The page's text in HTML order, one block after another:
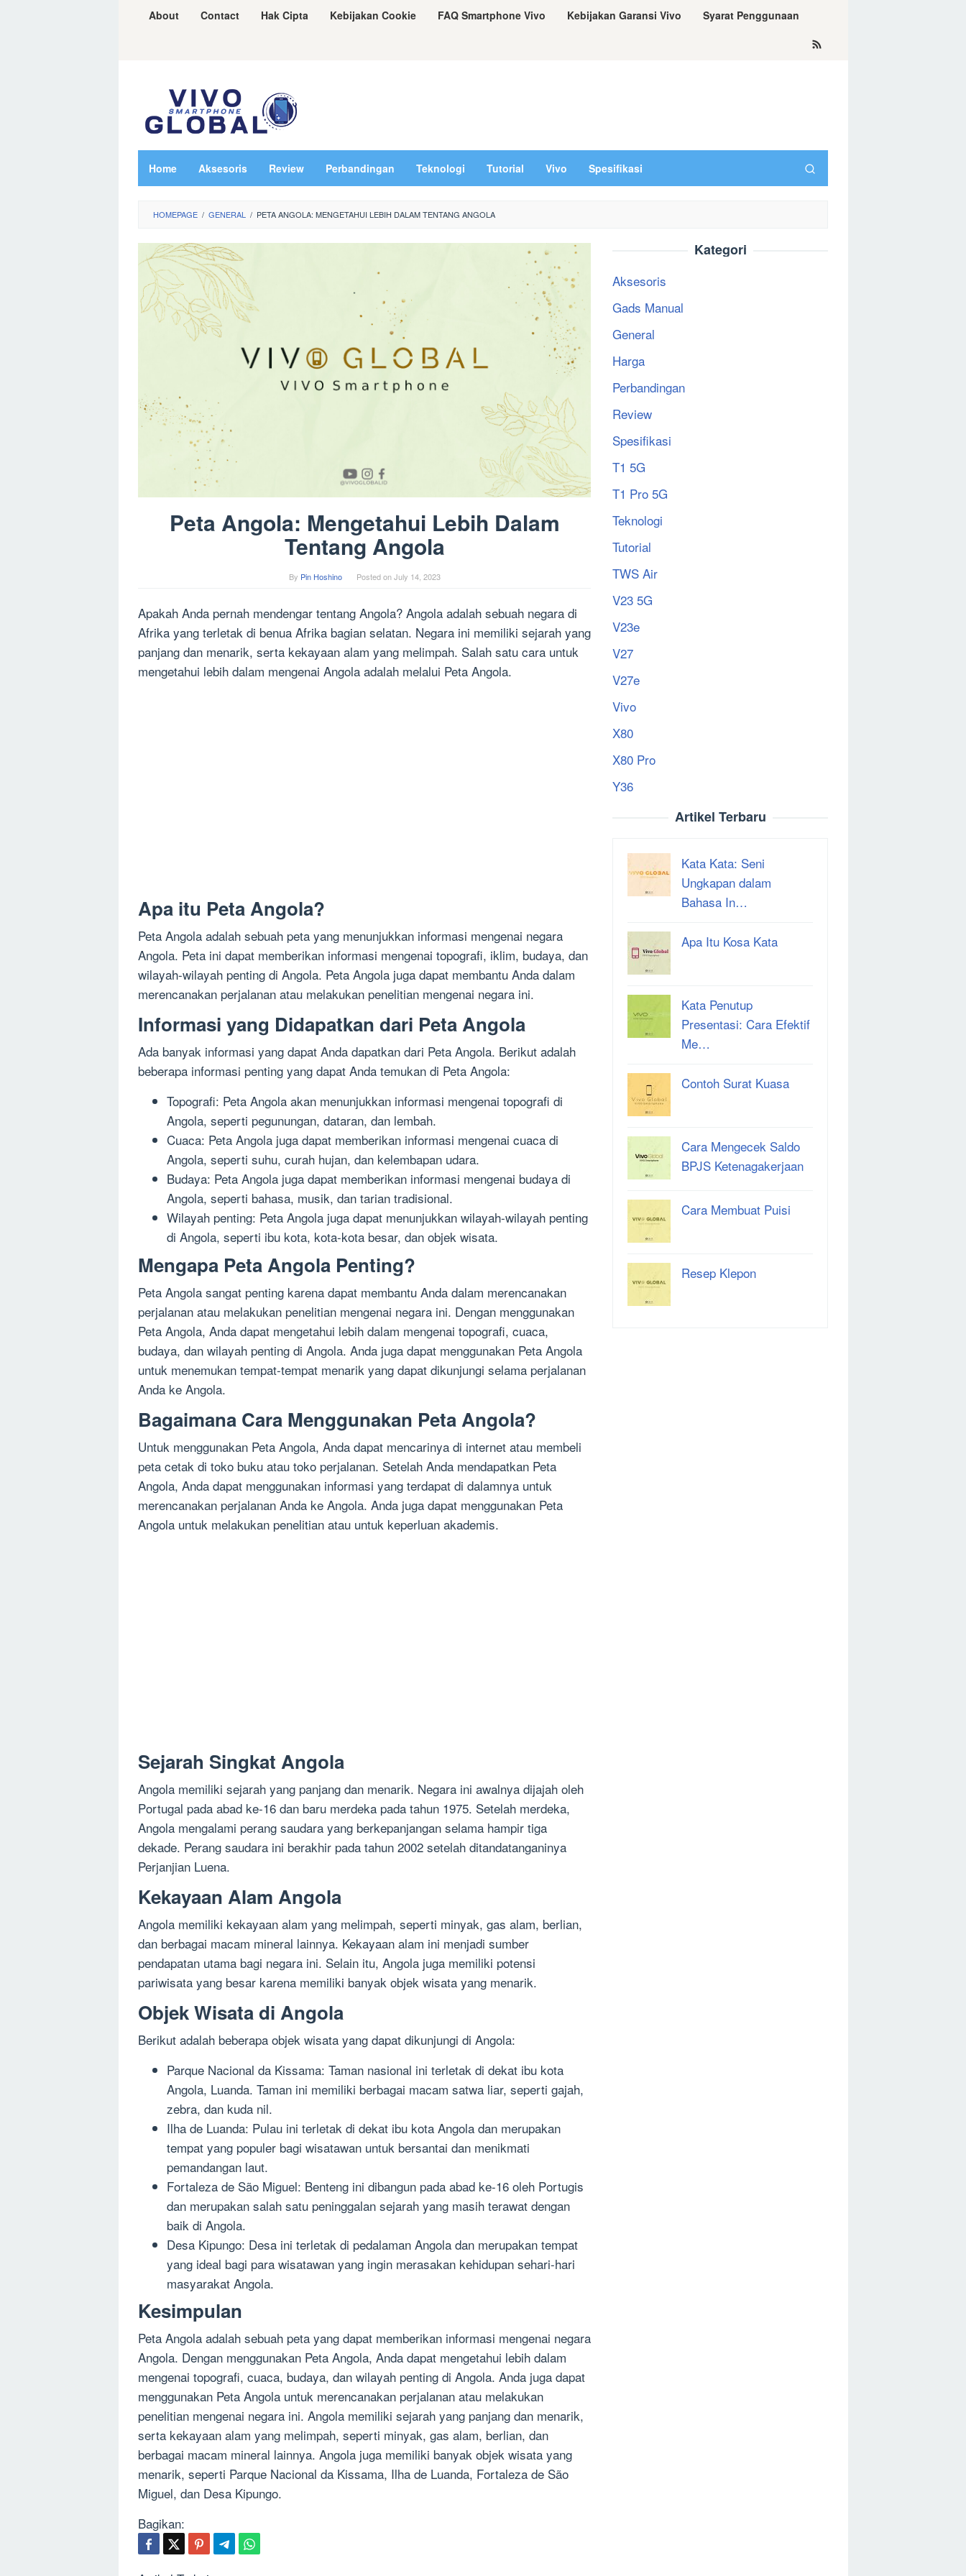
About Contact Hak Cipta Kebijakan Cookie FAQ Smartphone Vivo Kebijakan Garansi Vivo Syarat Penggunaan
Home Aksesoris Review Perbandingan Teknologi Tutorial Vivo Spesifikasi
HOMEPAGE / GENERAL / PETA ANGOLA: MENGETAHUI LEBIH DALAM TENTANG ANGOLA
Peta Angola: Mengetahui Lebih Dalam
Tentang Angola
By Pin Hoshino Posted onJuly 14, 2023
Apakah Anda pernah mendengar tentang Angola? Angola adalah sebuah negara di
Afrika yang terletak di benua Afrika bagian selatan. Negara ini memiliki sejarah yang
panjang dan menarik, serta kekayaan alam yang melimpah. Salah satu cara untuk
mengetahui lebih dalam mengenai Angola adalah melalui Peta Angola.
Apa itu Peta Angola?
Peta Angola adalah sebuah peta yang menunjukkan informasi mengenai negara
Angola. Peta ini dapat memberikan informasi mengenai topografi, iklim, budaya, dan
wilayah-wilayah penting di Angola. Peta Angola juga dapat membantu Anda dalam
merencanakan perjalanan atau melakukan penelitian mengenai negara ini.
Informasi yang Didapatkan dari Peta Angola
Ada banyak informasi yang dapat Anda dapatkan dari Peta Angola. Berikut adalah
beberapa informasi penting yang dapat Anda temukan di Peta Angola:
Topografi: Peta Angola akan menunjukkan informasi mengenai topografi di
Angola, seperti pegunungan, dataran, dan lembah.
Cuaca: Peta Angola juga dapat memberikan informasi mengenai cuaca di
Angola, seperti suhu, curah hujan, dan kelembapan udara.
Budaya: Peta Angola juga dapat memberikan informasi mengenai budaya di
Angola, seperti bahasa, musik, dan tarian tradisional.
Wilayah penting: Peta Angola juga dapat menunjukkan wilayah-wilayah penting
di Angola, seperti ibu kota, kota-kota besar, dan objek wisata.
Mengapa Peta Angola Penting?
Peta Angola sangat penting karena dapat membantu Anda dalam merencanakan
perjalanan atau melakukan penelitian mengenai negara ini. Dengan menggunakan
Peta Angola, Anda dapat mengetahui lebih dalam mengenai topografi, cuaca,
budaya, dan wilayah penting di Angola. Anda juga dapat menggunakan Peta Angola
untuk menemukan tempat-tempat menarik yang dapat dikunjungi selama perjalanan
Anda ke Angola.
Bagaimana Cara Menggunakan Peta Angola?
Untuk menggunakan Peta Angola, Anda dapat mencarinya di internet atau membeli
peta cetak di toko buku atau toko perjalanan. Setelah Anda mendapatkan Peta
Angola, Anda dapat menggunakan informasi yang terdapat di dalamnya untuk
merencanakan perjalanan Anda ke Angola. Anda juga dapat menggunakan Peta
Angola untuk melakukan penelitian atau untuk keperluan akademis.
Sejarah Singkat Angola
Angola memiliki sejarah yang panjang dan menarik. Negara ini awalnya dijajah oleh
Portugal pada abad ke-16 dan baru merdeka pada tahun 1975. Setelah merdeka,
Angola mengalami perang saudara yang berkepanjangan selama hampir tiga
dekade. Perang saudara ini berakhir pada tahun 2002 setelah ditandatanganinya
Perjanjian Luena.
Kekayaan Alam Angola
Angola memiliki kekayaan alam yang melimpah, seperti minyak, gas alam, berlian,
dan berbagai macam mineral lainnya. Kekayaan alam ini menjadi sumber
pendapatan utama bagi negara ini. Selain itu, Angola juga memiliki potensi
pariwisata yang besar karena memiliki banyak objek wisata yang menarik.
Objek Wisata di Angola
Berikut adalah beberapa objek wisata yang dapat dikunjungi di Angola:
Parque Nacional da Kissama: Taman nasional ini terletak di dekat ibu kota
Angola, Luanda. Taman ini memiliki berbagai macam satwa liar, seperti gajah,
zebra, dan kuda nil.
Ilha de Luanda: Pulau ini terletak di dekat ibu kota Angola dan merupakan
tempat yang populer bagi wisatawan untuk bersantai dan menikmati
pemandangan laut.
Fortaleza de São Miguel: Benteng ini dibangun pada abad ke-16 oleh Portugis
dan merupakan salah satu peninggalan sejarah yang masih terawat dengan
baik di Angola.
Desa Kipungo: Desa ini terletak di pedalaman Angola dan merupakan tempat
yang ideal bagi para wisatawan yang ingin merasakan kehidupan sehari-hari
masyarakat Angola.
Kesimpulan
Peta Angola adalah sebuah peta yang dapat memberikan informasi mengenai negara
Angola. Dengan menggunakan Peta Angola, Anda dapat mengetahui lebih dalam
mengenai topografi, cuaca, budaya, dan wilayah penting di Angola. Anda juga dapat
menggunakan Peta Angola untuk merencanakan perjalanan atau melakukan
penelitian mengenai negara ini. Angola memiliki sejarah yang panjang dan menarik,
serta kekayaan alam yang melimpah, seperti minyak, gas alam, berlian, dan
berbagai macam mineral lainnya. Angola juga memiliki banyak objek wisata yang
menarik, seperti Parque Nacional da Kissama, Ilha de Luanda, Fortaleza de São
Miguel, dan Desa Kipungo.
Bagikan:
Kategori
Aksesoris
Gads Manual
General
Harga
Perbandingan
Review
Spesifikasi
T1 5G
T1 Pro 5G
Teknologi
Tutorial
TWS Air
V23 5G
V23e
V27
V27e
Vivo
X80
X80 Pro
Y36
Artikel Terbaru
Kata Kata: Seni
Ungkapan dalam
Bahasa In…
Apa Itu Kosa Kata
Kata Penutup
Presentasi: Cara Efektif
Me…
Contoh Surat Kuasa
Cara Mengecek Saldo
BPJS Ketenagakerjaan
Cara Membuat Puisi
Resep Klepon